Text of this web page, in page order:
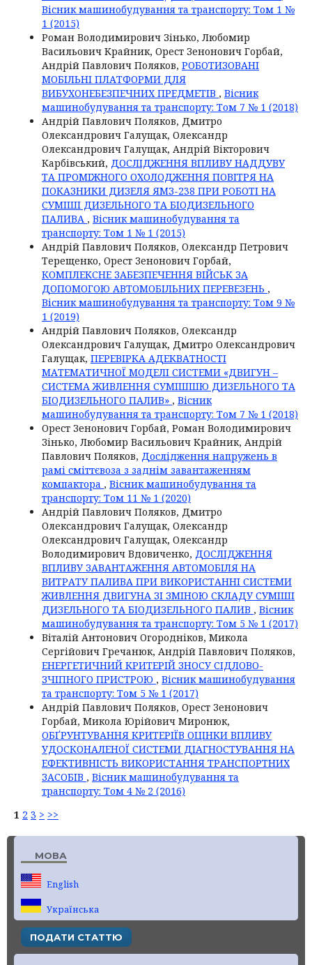
Вісник машинобудування та транспорту: Том 1 №
1 (2015)
Роман Володимирович Зінько, Любомир
Васильович Крайник, Орест Зенонович Горбай,
Андрій Павлович Поляков, РОБОТИЗОВАНІ
МОБІЛЬНІ ПЛАТФОРМИ ДЛЯ
ВИБУХОНЕБЕЗПЕЧНИХ ПРЕДМЕТІВ , Вісник
машинобудування та транспорту: Том 7 № 1 (2018)
Андрій Павлович Поляков, Дмитро
Олександрович Галущак, Олександр
Олександрович Галущак, Андрій Вікторович
Карбівський, ДОСЛІДЖЕННЯ ВПЛИВУ НАДДУВУ
ТА ПРОМІЖНОГО ОХОЛОДЖЕННЯ ПОВІТРЯ НА
ПОКАЗНИКИ ДИЗЕЛЯ ЯМЗ-238 ПРИ РОБОТІ НА
СУМІШІ ДИЗЕЛЬНОГО ТА БІОДИЗЕЛЬНОГО
ПАЛИВА , Вісник машинобудування та
транспорту: Том 1 № 1 (2015)
Андрій Павлович Поляков, Олександр Петрович
Терещенко, Орест Зенонович Горбай,
КОМПЛЕКСНЕ ЗАБЕЗПЕЧЕННЯ ВІЙСЬК ЗА
ДОПОМОГОЮ АВТОМОБІЛЬНИХ ПЕРЕВЕЗЕНЬ ,
Вісник машинобудування та транспорту: Том 9 №
1 (2019)
Андрій Павлович Поляков, Олександр
Олександрович Галущак, Дмитро Олександрович
Галущак, ПЕРЕВІРКА АДЕКВАТНОСТІ
МАТЕМАТИЧНОЇ МОДЕЛІ СИСТЕМИ «ДВИГУН –
СИСТЕМА ЖИВЛЕННЯ СУМІШШЮ ДИЗЕЛЬНОГО ТА
БІОДИЗЕЛЬНОГО ПАЛИВ» , Вісник
машинобудування та транспорту: Том 7 № 1 (2018)
Орест Зенонович Горбай, Роман Володимирович
Зінько, Любомир Васильович Крайник, Андрій
Павлович Поляков, Дослідження напружень в
рамі сміттєвоза з заднім завантаженням
компактора , Вісник машинобудування та
транспорту: Том 11 № 1 (2020)
Андрій Павлович Поляков, Дмитро
Олександрович Галущак, Олександр
Олександрович Галущак, Олександр
Володимирович Вдовиченко, ДОСЛІДЖЕННЯ
ВПЛИВУ ЗАВАНТАЖЕННЯ АВТОМОБІЛЯ НА
ВИТРАТУ ПАЛИВА ПРИ ВИКОРИСТАННІ СИСТЕМИ
ЖИВЛЕННЯ ДВИГУНА ЗІ ЗМІНОЮ СКЛАДУ СУМІШІ
ДИЗЕЛЬНОГО ТА БІОДИЗЕЛЬНОГО ПАЛИВ , Вісник
машинобудування та транспорту: Том 5 № 1 (2017)
Віталій Антонович Огородніков, Микола
Сергійович Гречанюк, Андрій Павлович Поляков,
ЕНЕРГЕТИЧНИЙ КРИТЕРІЙ ЗНОСУ СІДЛОВО-
ЗЧІПНОГО ПРИСТРОЮ , Вісник машинобудування
та транспорту: Том 5 № 1 (2017)
Андрій Павлович Поляков, Орест Зенонович
Горбай, Микола Юрійович Миронюк,
ОБҐРУНТУВАННЯ КРИТЕРІЇВ ОЦІНКИ ВПЛИВУ
УДОСКОНАЛЕНОЇ СИСТЕМИ ДІАГНОСТУВАННЯ НА
ЕФЕКТИВНІСТЬ ВИКОРИСТАННЯ ТРАНСПОРТНИХ
ЗАСОБІВ , Вісник машинобудування та
транспорту: Том 4 № 2 (2016)
1 2 3 > >>
МОВА
English
Українська
ПОДАТИ СТАТТЮ